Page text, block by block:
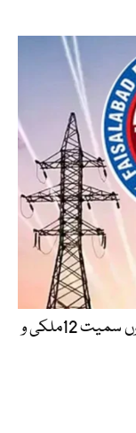
فیسکو کی نجکاری، ترکیہ، چینی سرمایہ کاروں سمیت 12ملکی و